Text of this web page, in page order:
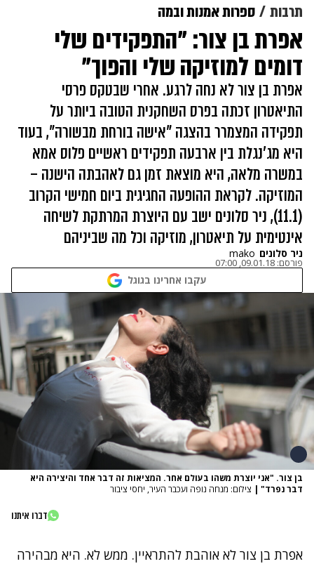
תרבות ספרות אמנות ובמה
אפרת בן צור: "התפקידים שלי
דומים למוזיקה שלי והפוך"
אפרת בן צור לא נחה לרגע. אחרי שבטקס פרסי
התיאטרון זכתה בפרס השחקנית הטובה ביותר על
תפקידה המצמרר בהצגה "אישה בורחת מבשורה", בעוד
היא מג'נגלת בין ארבעה תפקידים ראשיים פלוס אמא
במשרה מלאה, היא מוצאת זמן גם לאהבתה הישנה –
המוזיקה. לקראת ההופעה החגיגית ביום חמישי הקרוב
(11.1), ניר סלונים ישב עם היוצרת המרתקת לשיחה
אינטימית על תיאטרון, מוזיקה וכל מה שביניהם
ניר סלונים mako
פורסם: 09.01.18, 07:00
עקבו אחרינו בגוגל
בן צור. "אני יוצרת משהו בעולם אחר. המציאות זה דבר אחד והיצירה היא
דבר נפרד" | צילום: מנחה נופה ועכבר העיר, יחסי ציבור
דברו איתנו
אפרת בן צור לא אוהבת להתראיין. ממש לא. היא מבהירה